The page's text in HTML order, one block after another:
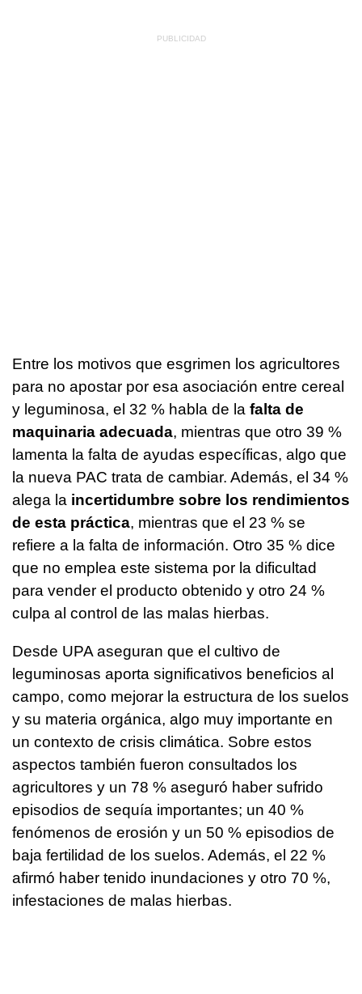
Entre los motivos que esgrimen los agricultores
para no apostar por esa asociación entre cereal
y leguminosa, el 32 % habla de la falta de
maquinaria adecuada, mientras que otro 39 %
lamenta la falta de ayudas específicas, algo que
la nueva PAC trata de cambiar. Además, el 34 %
alega la incertidumbre sobre los rendimientos
de esta práctica, mientras que el 23 % se
refiere a la falta de información. Otro 35 % dice
que no emplea este sistema por la dificultad
para vender el producto obtenido y otro 24 %
culpa al control de las malas hierbas.
Desde UPA aseguran que el cultivo de
leguminosas aporta significativos beneficios al
campo, como mejorar la estructura de los suelos
y su materia orgánica, algo muy importante en
un contexto de crisis climática. Sobre estos
aspectos también fueron consultados los
agricultores y un 78 % aseguró haber sufrido
episodios de sequía importantes; un 40 %
fenómenos de erosión y un 50 % episodios de
baja fertilidad de los suelos. Además, el 22 %
afirmó haber tenido inundaciones y otro 70 %,
infestaciones de malas hierbas.